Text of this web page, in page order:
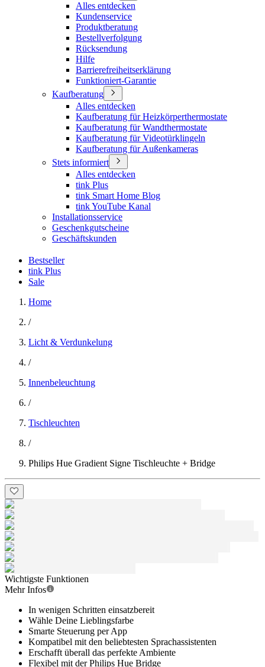
Alles entdecken
Kundenservice
Produktberatung
Bestellverfolgung
Rücksendung
Hilfe
Barrierefreiheitserklärung
Funktioniert-Garantie
Kaufberatung
Alles entdecken
Kaufberatung für Heizkörperthermostate
Kaufberatung für Wandthermostate
Kaufberatung für Videotürklingeln
Kaufberatung für Außenkameras
Stets informiert
Alles entdecken
tink Plus
tink Smart Home Blog
tink YouTube Kanal
Installationsservice
Geschenkgutscheine
Geschäftskunden
Bestseller
tink Plus
Sale
Home
/
Licht & Verdunkelung
/
Innenbeleuchtung
/
Tischleuchten
/
Philips Hue Gradient Signe Tischleuchte + Bridge
Wichtigste Funktionen
Mehr Infos
In wenigen Schritten einsatzbereit
Wähle Deine Lieblingsfarbe
Smarte Steuerung per App
Kompatibel mit den beliebtesten Sprachassistenten
Erschafft überall das perfekte Ambiente
Flexibel mit der Philips Hue Bridge